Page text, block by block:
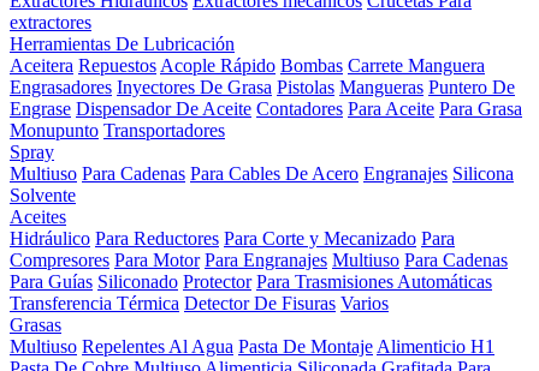
extractores
Herramientas De Lubricación
Aceitera Repuestos Acople Rápido Bombas Carrete Manguera
Engrasadores Inyectores De Grasa Pistolas Mangueras Puntero De
Engrase Dispensador De Aceite Contadores Para Aceite Para Grasa
Monupunto Transportadores
Spray
Multiuso Para Cadenas Para Cables De Acero Engranajes Silicona
Solvente
Aceites
Hidráulico Para Reductores Para Corte y Mecanizado Para
Compresores Para Motor Para Engranajes Multiuso Para Cadenas
Para Guías Siliconado Protector Para Trasmisiones Automáticas
Transferencia Térmica Detector De Fisuras Varios
Grasas
Multiuso Repelentes Al Agua Pasta De Montaje Alimenticio H1